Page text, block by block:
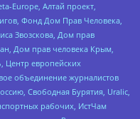
Europe, Алтай проект,
Фонд Дом Прав Человека,
Звозскова, Дом прав
Дом прав человека Крым,
Центр европейских
объединение журналистов
Свободная Бурятия, Uralic,
рабочих, ИстЧам